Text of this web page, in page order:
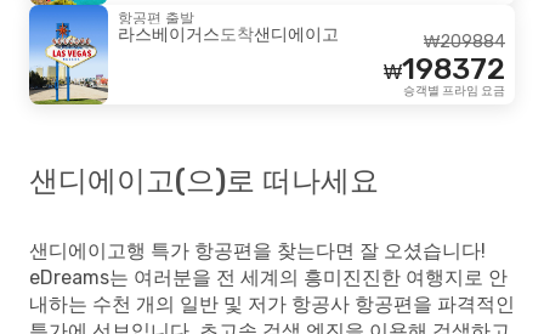
항공편 출발
라스베이거스도착샌디에이고 209884
₩
198372
₩
승객별 프라임 요금
샌디에이고(으)로 떠나세요
샌디에이고행 특가 항공편을 찾는다면 잘 오셨습니다!
eDreams는 여러분을 전 세계의 흥미진진한 여행지로 안
내하는 수천 개의 일반 및 저가 항공사 항공편을 파격적인